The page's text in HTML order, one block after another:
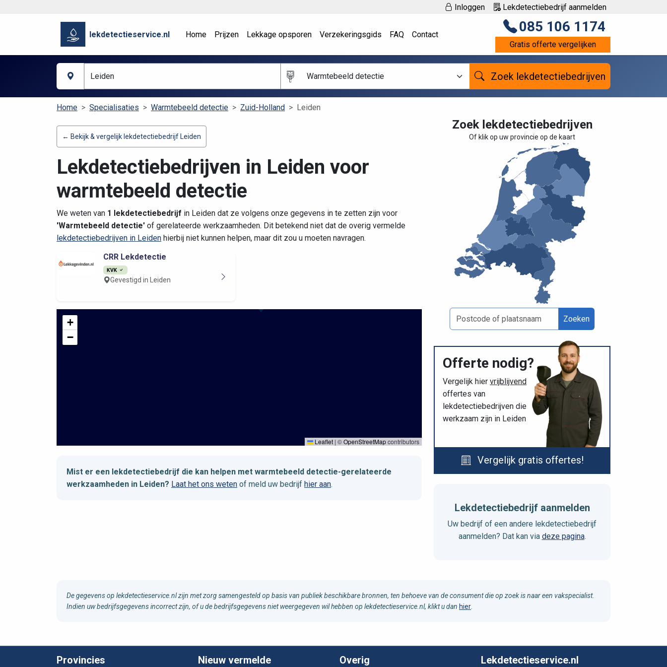
Inloggen Lekdetectiebedrijf aanmelden
lekdetectieservice.nl Home Prijzen Lekkage opsporen Verzekeringsgids FAQ Contact 085 106 1174
Gratis offerte vergelijken
Warmtebeeld detectie Zoek lekdetectiebedrijven
Home Specialisaties Warmtebeeld detectie Zuid-Holland Leiden
← Bekijk & vergelijk lekdetectiebedrijf Leiden
Lekdetectiebedrijven in Leiden voor
warmtebeeld detectie
We weten van 1 lekdetectiebedrijf in Leiden dat ze volgens onze gegevens in te zetten zijn voor
'Warmtebeeld detectie' of gerelateerde werkzaamheden. Dit betekend niet dat de overig vermelde
lekdetectiebedrijven in Leiden hierbij niet kunnen helpen, maar dit zou u moeten navragen.
CRR Lekdetectie
KVK
Gevestigd in Leiden
+
−
Leaflet | ©OpenStreetMapcontributors
Mist er een lekdetectiebedrijf die kan helpen met warmtebeeld detectie-gerelateerde
werkzaamheden in Leiden? Laat het ons weten of meld uw bedrijf hier aan.
Zoek lekdetectiebedrijven
Of klik op uw provincie op de kaart
Zoeken
Offerte nodig?
Vergelijk hier vrijblijvend
offertes van
lekdetectiebedrijven die
werkzaam zijn in Leiden
Vergelijk gratis offertes!
Lekdetectiebedrijf aanmelden
Uw bedrijf of een andere lekdetectiebedrijf
aanmelden? Dat kan via deze pagina.
De gegevens op lekdetectieservice.nl zijn met zorg samengesteld op basis van publiek beschikbare bronnen, ten behoeve van de consument die op zoek is naar een vakspecialist.
Indien uw bedrijfsgegevens incorrect zijn, of u de bedrijfsgegevens niet weergegeven wil hebben op lekdetectieservice.nl, klikt u dan hier
Provincies
Nieuw vermelde
Overig Lekdetectieservice.nl